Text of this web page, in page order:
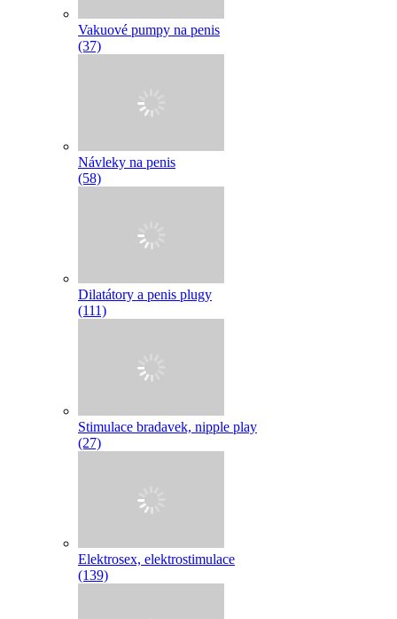
Vakuové pumpy na penis
(37)
Návleky na penis
(58)
Dilatátory a penis plugy
(111)
Stimulace bradavek, nipple play
(27)
Elektrosex, elektrostimulace
(139)